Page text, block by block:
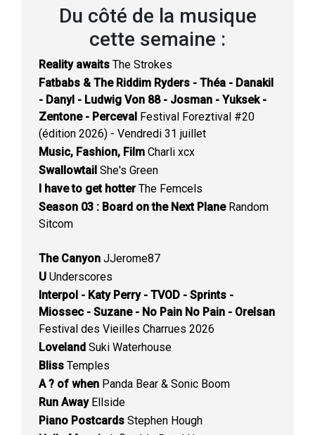
Du côté de la musique
cette semaine :
Reality awaits The Strokes
Fatbabs & The Riddim Ryders - Théa - Danakil
- Danyl - Ludwig Von 88 - Josman - Yuksek -
Zentone - Perceval Festival Foreztival #20
(édition 2026) - Vendredi 31 juillet
Music, Fashion, Film Charli xcx
Swallowtail She's Green
I have to get hotterThe Femcels
Season 03 : Board on the Next PlaneRandom
Sitcom
The Canyon JJerome87
U Underscores
Interpol - Katy Perry - TVOD - Sprints -
Miossec - Suzane - No Pain No Pain - Orelsan
Festival des Vieilles Charrues 2026
Loveland Suki Waterhouse
Bliss Temples
A ? of when Panda Bear & Sonic Boom
Run AwayEllside
Piano Postcards Stephen Hough